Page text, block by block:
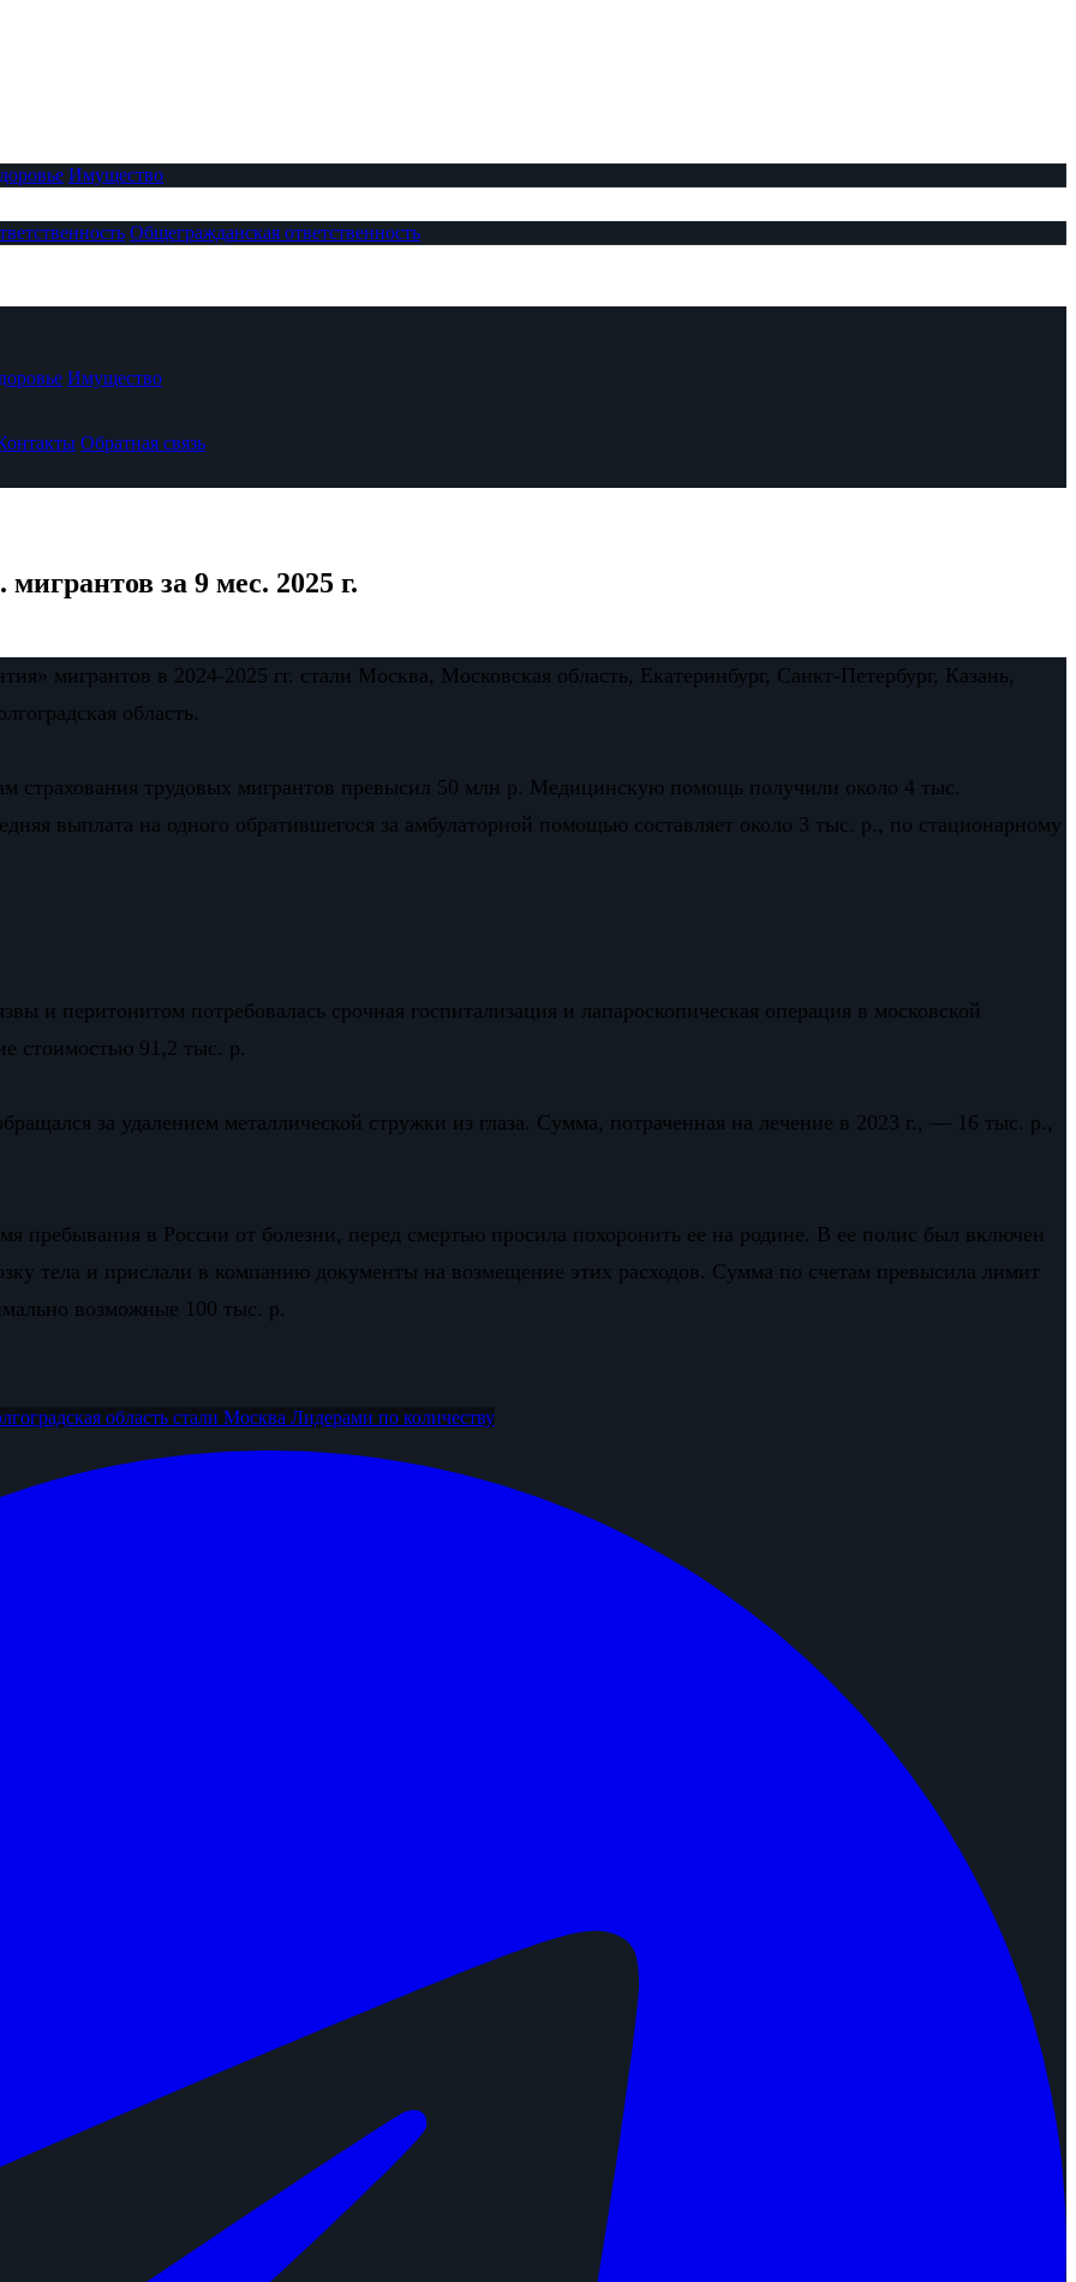
Имущество
Общегражданская ответственность
Имущество
Обратная связь
за 9 мес. 2025 г.
мигрантов в 2024-2025 гг. стали Москва, Московская область, Екатеринбург, Санкт-Петербург, Казань,
область.
страхования трудовых мигрантов превысил 50 млн р. Медицинскую помощь получили около 4 тыс.
выплата на одного обратившегося за амбулаторной помощью составляет около 3 тыс. р., по стационарному
и перитонитом потребовалась срочная госпитализация и лапароскопическая операция в московской
стоимостью 91,2 тыс. р.
за удалением металлической стружки из глаза. Сумма, потраченная на лечение в 2023 г., — 16 тыс. р.,
пребывания в России от болезни, перед смертью просила похоронить ее на родине. В ее полис был включен
тела и прислали в компанию документы на возмещение этих расходов. Сумма по счетам превысила лимит
возможные 100 тыс. р.
область стали Москва Лидерами по количеству